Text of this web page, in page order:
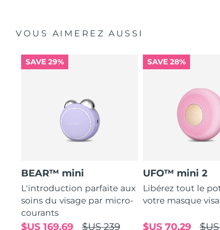
VOUS AIMEREZ AUSSI
SAVE 29%
BEAR™ mini
L'introduction parfaite aux
soins du visage par micro-
courants
$US 239
$US 169,69
SAVE 28%
UFO™ mini 2
Libérez tout le
votre masque
$US 70,29